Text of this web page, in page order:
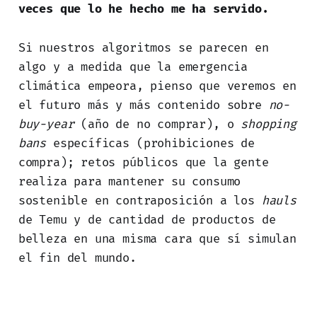
veces que lo he hecho me ha servido.
Si nuestros algoritmos se parecen en
algo y a medida que la emergencia
climática empeora, pienso que veremos en
el futuro más y más contenido sobre no-
buy-year(año de no comprar), o shopping
bans específicas
(prohibiciones de
compra); retos públicos que la gente
realiza para mantener su consumo
sostenible en contraposición a los hauls
de Temu y de cantidad de productos de
belleza en una misma cara que sí simulan
el fin del mundo.